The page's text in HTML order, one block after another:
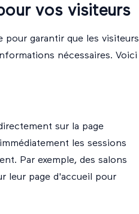
vos visiteurs
pour garantir que les visiteurs
nécessaires. Voici
sur la page
les sessions
Par exemple, des salons
leur page d'accueil pour